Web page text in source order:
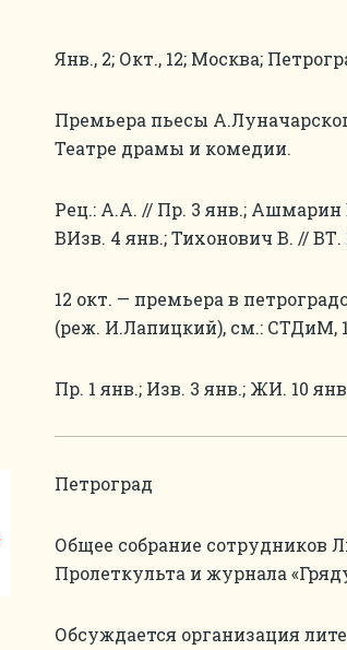
Янв., 2; Окт., 12; Москва;
Премьера пьесы
Театре драмы и комедии.
Рец.: А.А. // Пр. 3 янв.;
ВИзв. 4 янв.; Тихонович В. //
12 окт. — премьера в
(реж. И.Лапицкий), см.: СТДиМ,
Пр. 1 янв.; Изв. 3 янв.; ЖИ. 10
Петроград
Общее собрание сотрудников
Пролеткульта и журнала
Обсуждается организация